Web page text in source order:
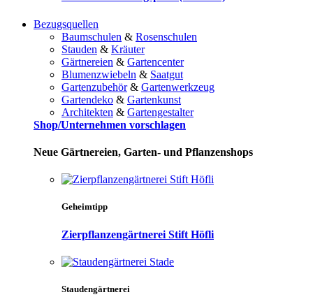
Bezugsquellen
Baumschulen & Rosenschulen
Stauden & Kräuter
Gärtnereien & Gartencenter
Blumenzwiebeln & Saatgut
Gartenzubehör& Gartenwerkzeug
Gartendeko & Gartenkunst
Architekten & Gartengestalter
Shop/Unternehmen vorschlagen
Neue Gärtnereien, Garten- und Pflanzenshops
Geheimtipp
Zierpflanzengärtnerei Stift Höfli
Staudengärtnerei